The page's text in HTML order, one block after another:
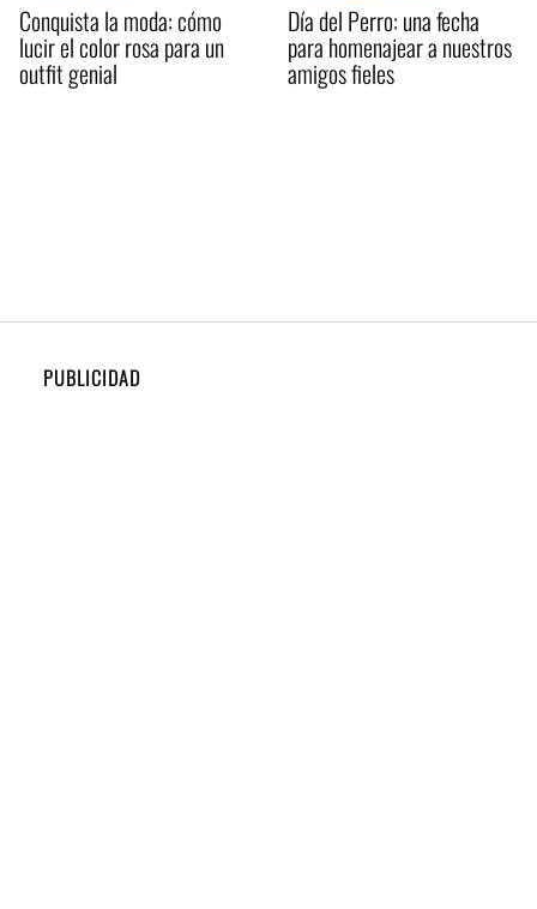
Conquista la moda: cómo
lucir el color rosa para un
outfit genial
Día del Perro: una fecha
para homenajear a nuestros
amigos fieles
PUBLICIDAD